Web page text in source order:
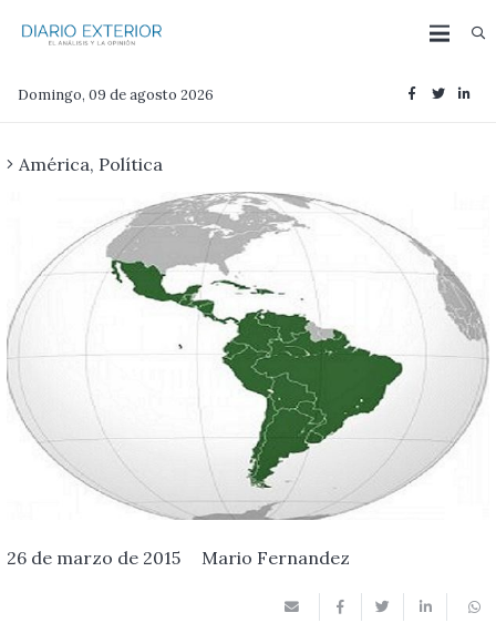
Domingo, 09 de agosto 2026
América, Política
26 de marzo de 2015 Mario Fernandez